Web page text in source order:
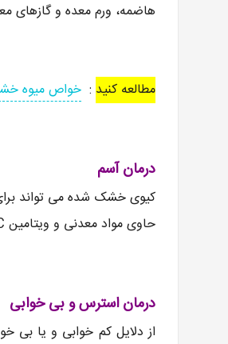
هاضمه، ورم معده و
مطالعه کنید : خواص میوه
درمان آسم
کیوی خشک شده می تواند
حاوی مواد معدنی و ویتامین C می باشد.
درمان استرس و بی خوابی
از دلایل کم خوابی و یا بی